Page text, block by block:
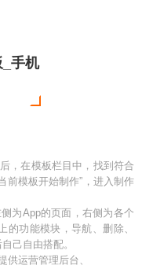
手机
，在模板栏目中，找到符合
前模板开始制作”，进入制作
为App的页面，右侧为各个
功能模块，导航、删除、
己自由搭配。
供运营管理后台、